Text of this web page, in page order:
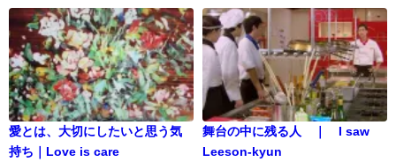
愛とは、大切にしたいと思う気
持ち｜Love is care
舞台の中に残る人 ｜ I saw
Leeson-kyun